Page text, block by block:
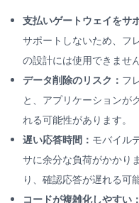
支払いゲートウェイをサ
サポートしないため、フ
の設計には使用できません
データ削除のリスク： フ
と、アプリケーションが
れる可能性があります。
遅い応答時間： モバイル
サに余分な負荷がかかり
り、確認応答が遅れる可
コードが複雑化しやすい：